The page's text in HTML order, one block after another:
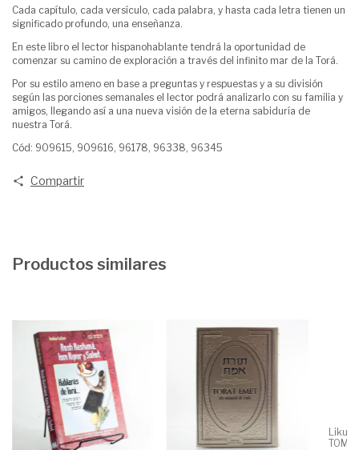
Cada capítulo, cada versículo, cada palabra, y hasta cada letra tienen un
significado profundo, una enseñanza.
En este libro el lector hispanohablante tendrá la oportunidad de
comenzar su camino de exploración a través del infinito mar de la Torá.
Por su estilo ameno en base a preguntas y respuestas y a su división
según las porciones semanales el lector podrá analizarlo con su familia y
amigos, llegando así a una nueva visión de la eterna sabiduría de
nuestra Torá.
Cód: 909615, 909616, 96178, 96338, 96345
Compartir
Productos similares